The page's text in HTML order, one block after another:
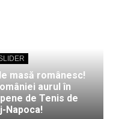
masă românesc!
aurul în
de Tenis de
Napoca!